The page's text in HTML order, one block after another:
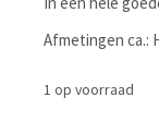
Afmetingen ca.:
1 op voorraad